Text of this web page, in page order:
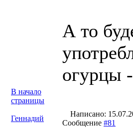
А то
огурцы
В начало
страницы
Геннадий
Написано:
Сообщение #81